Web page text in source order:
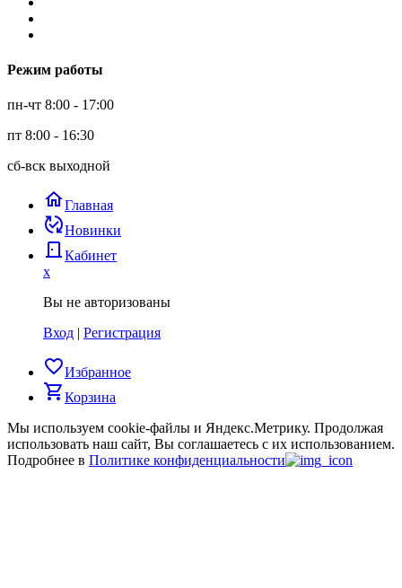
Режим работы
пн-чт 8:00 - 17:00
пт 8:00 - 16:30
сб-вск выходной
homeГлавная
published_with_changesНовинки
door_back Кабинет
x
Вы не авторизованы
Вход | Регистрация
favorite_borderИзбранное
shopping_cartКорзина
Мы используем cookie-файлы и Яндекс.Метрику. Продолжая
использовать наш сайт, Вы соглашаетесь с их использованием.
Подробнее в Политике конфиденциальности